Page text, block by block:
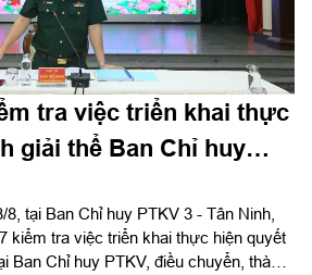
tra việc triển khai thực
giải thể Ban Chỉ huy
Ninh
8, tại Ban Chỉ huy PTKV 3 - Tân Ninh,
kiểm tra việc triển khai thực hiện quyết
Ban Chỉ huy PTKV, điều chuyển, thành